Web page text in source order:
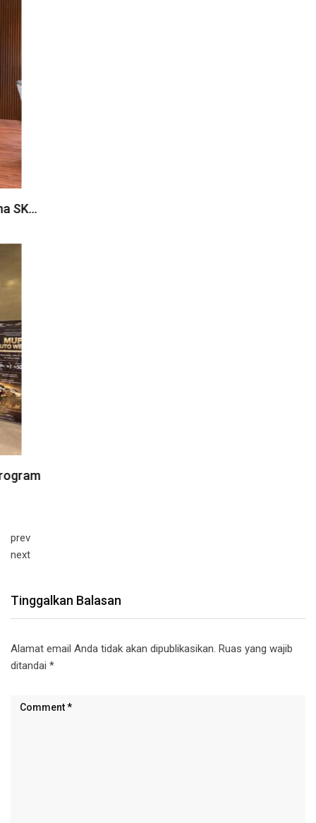
prev
next
Tinggalkan Balasan
Alamat email Anda tidak akan dipublikasikan. Ruas yang wajib
ditandai *